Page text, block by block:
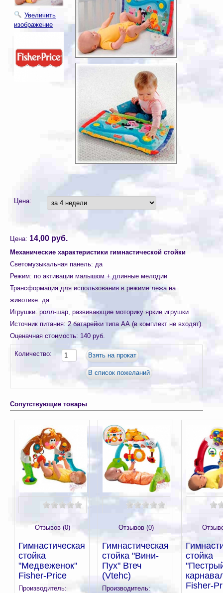
Увеличить
изображение
Цена:
Цена: 14,00 руб.
Механические характеристики гимнастической стойки
Светомузыкальная панель: да
Режим: по активации малышом + длинные мелодии
Трансформация для использования в режиме лежа на
животике: да
Игрушки: ролл-шар, развивающие моторику яркие игрушки
Источник питания: 2 батарейки типа АА (в комплект не входят)
Оценачная стоимость: 140 руб.
Количество:
Сопутствующие товары
Отзывов (0)
Гимнастическая
стойка
"Медвеженок"
Fisher-Price
Производитель:
Отзывов (0)
Гимнастическая
стойка "Вини-
Пух" Втеч
(Vtehc)
Производитель:
стойка
Fisher-